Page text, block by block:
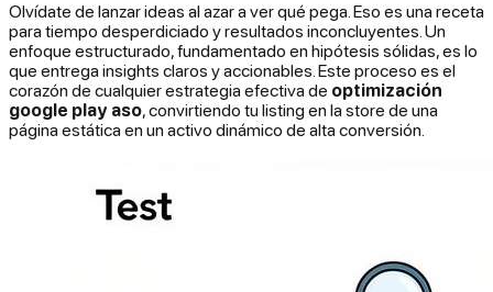
Olvídate de lanzar ideas al azar a ver qué pega. Eso es una receta
para tiempo desperdiciado y resultados inconcluyentes. Un
enfoque estructurado, fundamentado en hipótesis sólidas, es lo
que entrega insights claros y accionables. Este proceso es el
corazón de cualquier estrategia efectiva de optimización
google play aso, convirtiendo tu listing en la store de una
página estática en un activo dinámico de alta conversión.